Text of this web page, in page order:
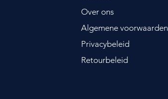
Over ons
Algemene voorwaarden
Privacybeleid
Retourbeleid